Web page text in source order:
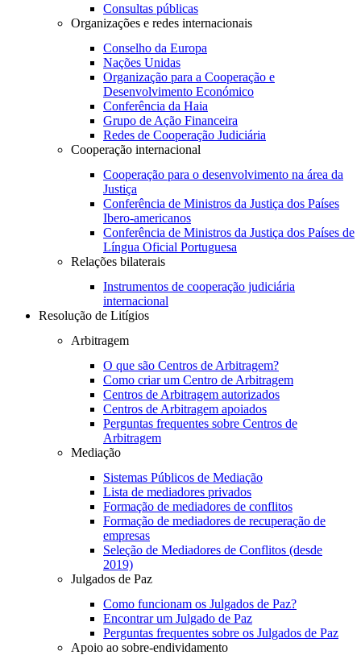
Consultas públicas
Organizações e redes internacionais
Conselho da Europa
Nações Unidas
Organização para a Cooperação e
Desenvolvimento Económico
Conferência da Haia
Grupo de Ação Financeira
Redes de Cooperação Judiciária
Cooperação internacional
Cooperação para o desenvolvimento na área da
Justiça
Conferência de Ministros da Justiça dos Países
Ibero-americanos
Conferência de Ministros da Justiça dos Países de
Língua Oficial Portuguesa
Relações bilaterais
Instrumentos de cooperação judiciária
internacional
Resolução de Litígios
Arbitragem
O que são Centros de Arbitragem?
Como criar um Centro de Arbitragem
Centros de Arbitragem autorizados
Centros de Arbitragem apoiados
Perguntas frequentes sobre Centros de
Arbitragem
Mediação
Sistemas Públicos de Mediação
Lista de mediadores privados
Formação de mediadores de conflitos
Formação de mediadores de recuperação de
empresas
Seleção de Mediadores de Conflitos (desde
2019)
Julgados de Paz
Como funcionam os Julgados de Paz?
Encontrar um Julgado de Paz
Perguntas frequentes sobre os Julgados de Paz
Apoio ao sobre-endividamento